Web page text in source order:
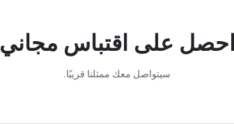
احصل على اقتباس مجاني
سيتواصل معك ممثلنا قريبًا.